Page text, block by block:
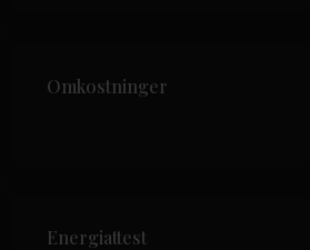
Omkostninger
Energiattest